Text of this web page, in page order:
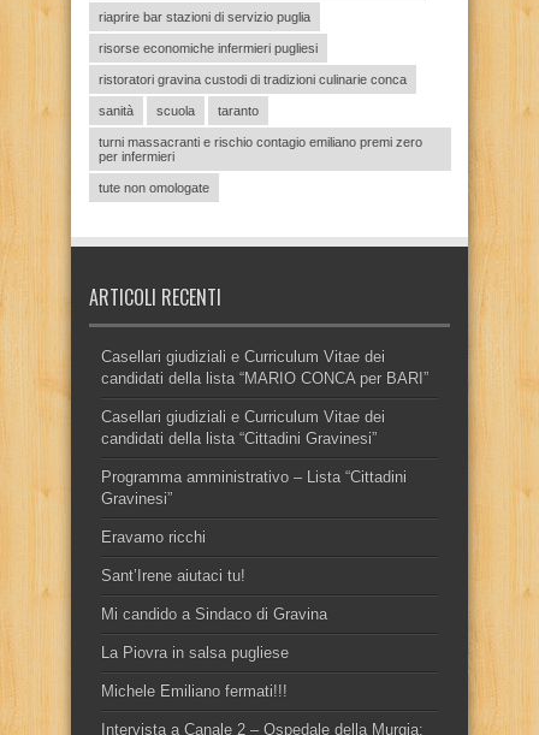
riaprire bar stazioni di servizio puglia
risorse economiche infermieri pugliesi
ristoratori gravina custodi di tradizioni culinarie conca
sanità scuola taranto
turni massacranti e rischio contagio emiliano premi zero
per infermieri
tute non omologate
ARTICOLI RECENTI
Casellari giudiziali e Curriculum Vitae dei
candidati della lista “MARIO CONCA per BARI”
Casellari giudiziali e Curriculum Vitae dei
candidati della lista “Cittadini Gravinesi”
Programma amministrativo – Lista “Cittadini
Gravinesi”
Eravamo ricchi
Sant’Irene aiutaci tu!
Mi candido a Sindaco di Gravina
La Piovra in salsa pugliese
Michele Emiliano fermati!!!
Intervista a Canale 2 – Ospedale della Murgia: